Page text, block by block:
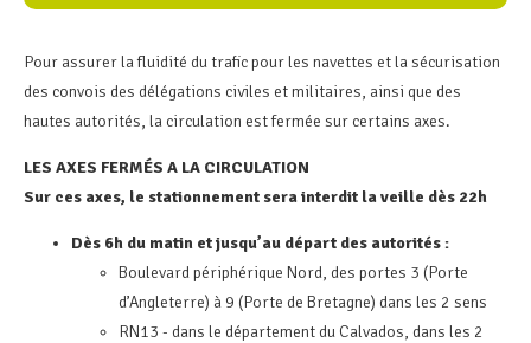
Pour assurer la fluidité du trafic pour les navettes et la sécurisation
des convois des délégations civiles et militaires, ainsi que des
hautes autorités, la circulation est fermée sur certains axes.
LES AXES FERMÉS A LA CIRCULATION
Sur ces axes, le stationnement sera interdit la veille dès 22h
Dès 6h du matin et jusqu’au départ des autorités :
Boulevard périphérique Nord, des portes 3 (Porte
d’Angleterre) à 9 (Porte de Bretagne) dans les 2 sens
RN13 - dans le département du Calvados, dans les 2